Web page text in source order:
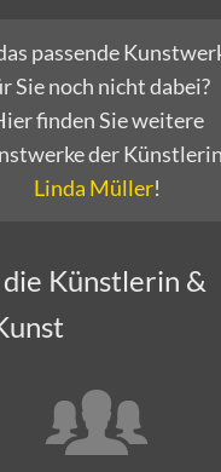
passende Kunstwerk
Sie noch nicht dabei?
finden Sie weitere
der Künstlerin
Linda Müller
!
Künstlerin &